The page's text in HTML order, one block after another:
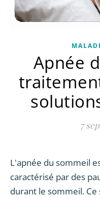
Apnée
7
L'apnée du sommeil est un trouble respiratoire
caractérisé par des
durant le sommeil.